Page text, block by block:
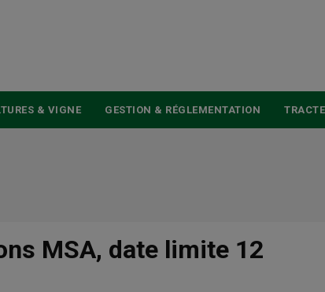
& VIGNE GESTION & RÉGLEMENTATION
MSA, date limite 12